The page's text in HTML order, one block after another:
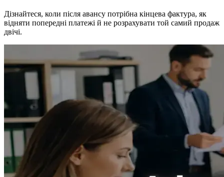
Дізнайтеся, коли після авансу потрібна кінцева фактура, як
відняти попередні платежі й не розрахувати той самий продаж
двічі.